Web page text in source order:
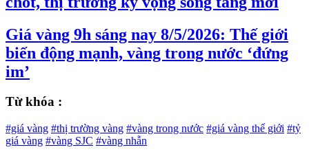
Giá vàng 9h sáng nay 8/5/2026: Thế giới
biến động mạnh, vàng trong nước ‘đứng
im’
Từ khóa :
#giá vàng #thị trường vàng #vàng trong nước #giá vàng thế giới #tỷ
giá vàng #vàng SJC #vàng nhẫn